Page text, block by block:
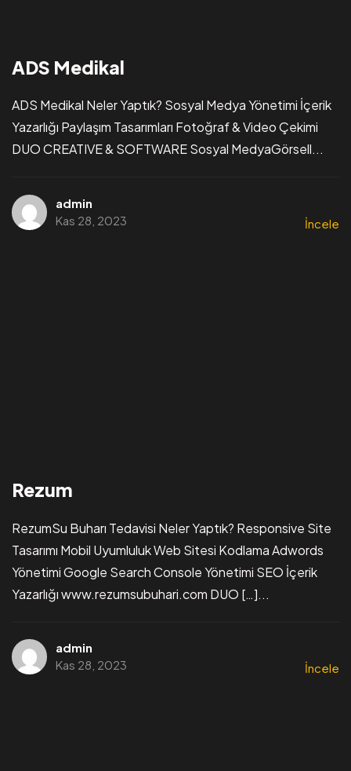
ADS Medikal
ADS Medikal Neler Yaptık? Sosyal Medya Yönetimi İçerik
Yazarlığı Paylaşım Tasarımları Fotoğraf & Video Çekimi
DUO CREATIVE & SOFTWARE Sosyal MedyaGörsell...
admin
Kas 28, 2023
İncele
Rezum
RezumSu Buharı Tedavisi Neler Yaptık? Responsive Site
Tasarımı Mobil Uyumluluk Web Sitesi Kodlama Adwords
Yönetimi Google Search Console Yönetimi SEO İçerik
Yazarlığı www.rezumsubuhari.com DUO […]...
admin
Kas 28, 2023
İncele